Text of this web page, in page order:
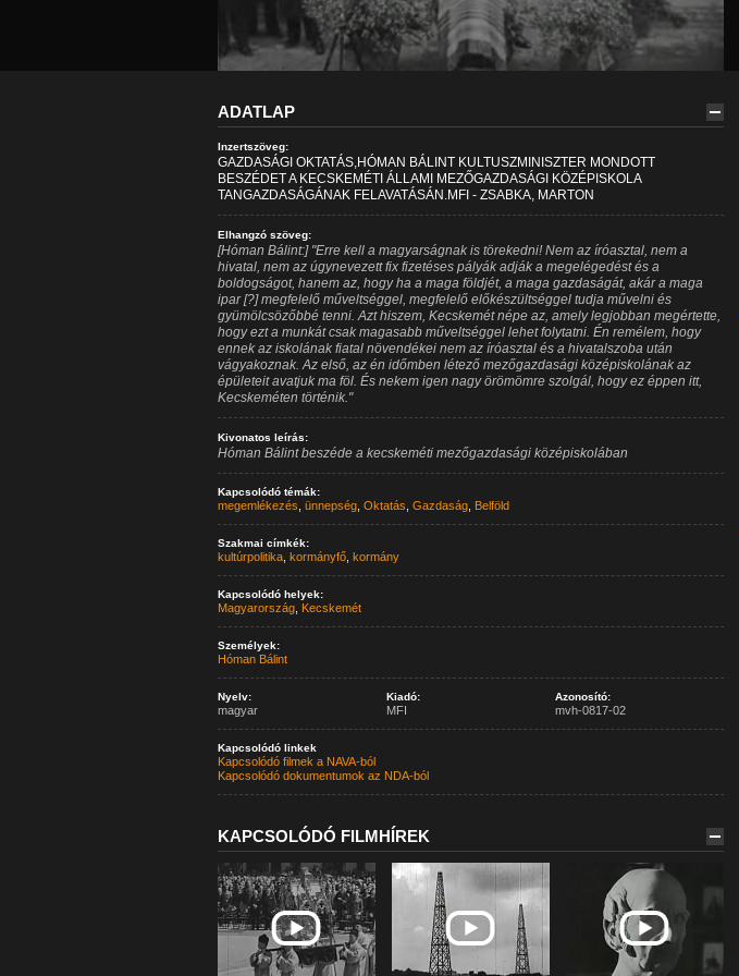
ADATLAP
Inzertszöveg:
GAZDASÁGI OKTATÁS,HÓMAN BÁLINT KULTUSZMINISZTER MONDOTT
BESZÉDET A KECSKEMÉTI ÁLLAMI MEZŐGAZDASÁGI KÖZÉPISKOLA
TANGAZDASÁGÁNAK FELAVATÁSÁN.MFI - ZSABKA, MARTON
Elhangzó szöveg:
[Hóman Bálint:] "Erre kell a magyarságnak is törekedni! Nem az íróasztal, nem a
hivatal, nem az úgynevezett fix fizetéses pályák adják a megelégedést és a
boldogságot, hanem az, hogy ha a maga földjét, a maga gazdaságát, akár a maga
ipar [?] megfelelő műveltséggel, megfelelő előkészültséggel tudja művelni és
gyümölcsözőbbé tenni. Azt hiszem, Kecskemét népe az, amely legjobban megértette,
hogy ezt a munkát csak magasabb műveltséggel lehet folytatni. Én remélem, hogy
ennek az iskolának fiatal növendékei nem az íróasztal és a hivatalszoba után
vágyakoznak. Az első, az én időmben létező mezőgazdasági középiskolának az
épületeit avatjuk ma föl. És nekem igen nagy örömömre szolgál, hogy ez éppen itt,
Kecskeméten történik."
Kivonatos leírás:
Hóman Bálint beszéde a kecskeméti mezőgazdasági középiskolában
Kapcsolódó témák:
megemlékezés ünnepség, Oktatás Gazdaság, Belföld
Szakmai címkék:
kultúrpolitika, kormányfő, kormány
Kapcsolódó helyek:
Magyarország, Kecskemét
Személyek:
Hóman Bálint
Nyelv:
magyar
Kiadó:
MFI
Azonosító:
mvh-0817-02
Kapcsolódó linkek
Kapcsolódó filmek a NAVA-ból
Kapcsolódó dokumentumok az NDA-ból
KAPCSOLÓDÓ FILMHÍREK